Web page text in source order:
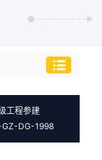
工程参建
GZ-DG-1998